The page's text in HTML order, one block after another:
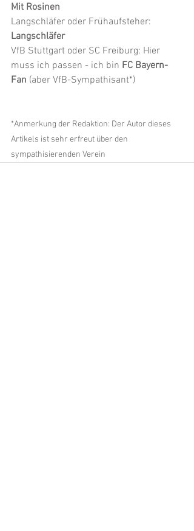
Mit Rosinen
Langschläfer oder Frühaufsteher:
Langschläfer
VfB Stuttgart oder SC Freiburg: Hier
muss ich passen - ich bin FC Bayern-
Fan (aber VfB-Sympathisant*)
*Anmerkung der Redaktion: Der Autor dieses
Artikels ist sehr erfreut über den
sympathisierenden Verein